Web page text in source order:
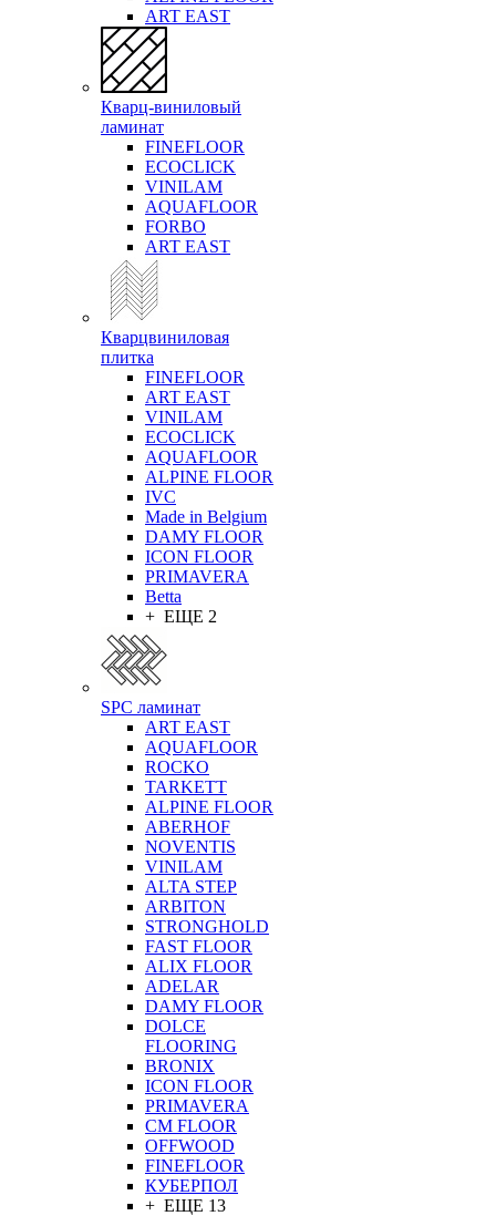
ART EAST
Кварц-виниловый
ламинат
FINEFLOOR
ECOCLICK
VINILAM
AQUAFLOOR
FORBO
ART EAST
Кварцвиниловая
плитка
FINEFLOOR
ART EAST
VINILAM
ECOCLICK
AQUAFLOOR
ALPINE FLOOR
IVC
Made in Belgium
DAMY FLOOR
ICON FLOOR
PRIMAVERA
Betta
+ ЕЩЕ 2
SPC ламинат
ART EAST
AQUAFLOOR
ROCKO
TARKETT
ALPINE FLOOR
ABERHOF
NOVENTIS
VINILAM
ALTA STEP
ARBITON
STRONGHOLD
FAST FLOOR
ALIX FLOOR
ADELAR
DAMY FLOOR
DOLCE
FLOORING
BRONIX
ICON FLOOR
PRIMAVERA
CM FLOOR
OFFWOOD
FINEFLOOR
КУБЕРПОЛ
+ ЕЩЕ 13